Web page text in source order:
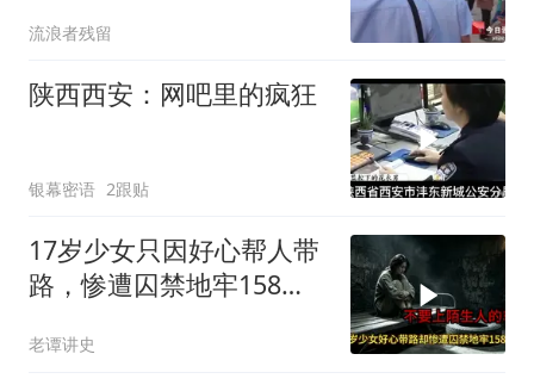
流浪者残留
陕西西安：网吧里的疯狂
银幕密语 2跟贴
17岁少女只因好心帮人带
路，惨遭囚禁地牢158
老谭讲史